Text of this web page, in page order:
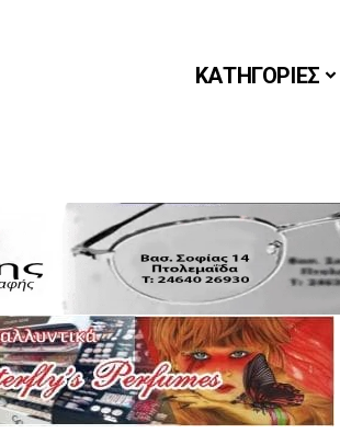
ΚΑΤΗΓΟΡΙΕΣ